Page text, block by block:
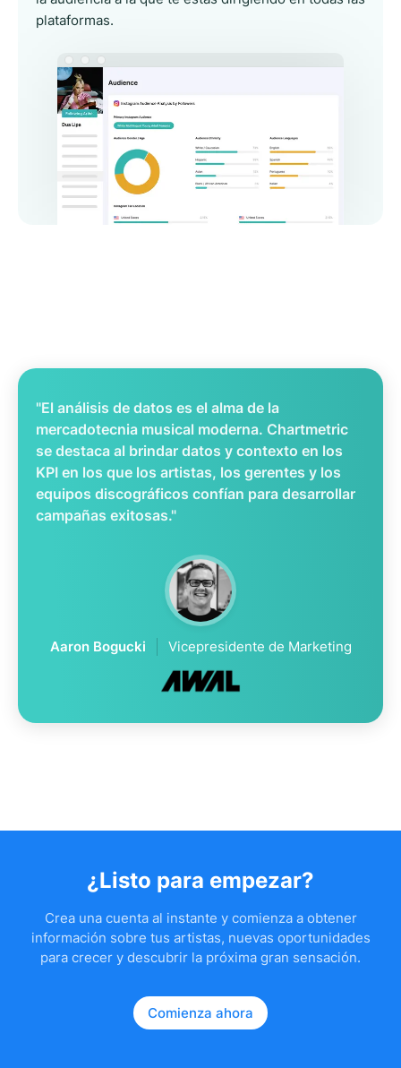
plataformas.
"El análisis de datos es el alma de la
mercadotecnia musical moderna. Chartmetric
se destaca al brindar datos y contexto en los
KPI en los que los artistas, los gerentes y los
equipos discográficos confían para desarrollar
campañas exitosas."
Aaron Bogucki Vicepresidente de Marketing
¿Listo para empezar?
Crea una cuenta al instante y comienza a obtener
información sobre tus artistas, nuevas oportunidades
para crecer y descubrir la próxima gran sensación.
Comienza ahora